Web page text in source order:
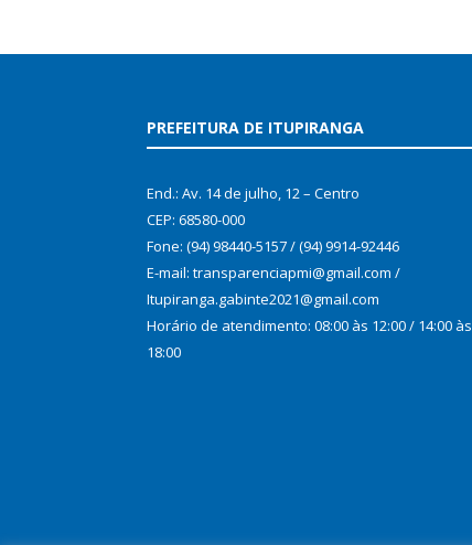
PREFEITURA DE ITUPIRANGA
End.: Av. 14 de julho, 12 – Centro
CEP: 68580-000
Fone: (94) 98440-5157 / (94) 9914-92446
E-mail: transparenciapmi@gmail.com /
Itupiranga.gabinte2021@gmail.com
Horário de atendimento: 08:00 às 12:00 / 14:00 às
18:00